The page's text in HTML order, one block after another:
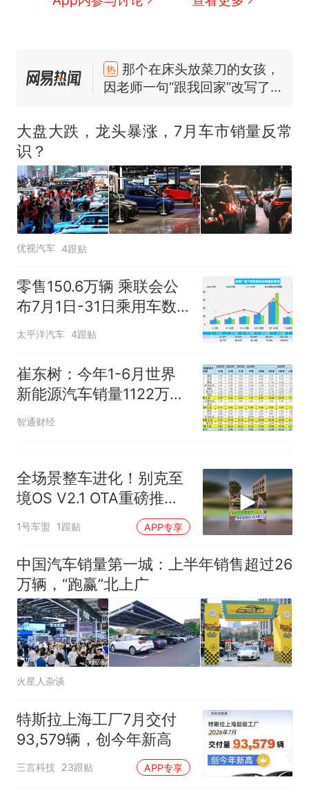
因老师一句“跟我回家”改写了
人生
新 搬家报价570元，搬到楼下
交5060元才肯搬上楼！女子傻
电力部门回应
试前13名均遭淘汰？教育局：
已叫停招聘，成立调查组全面
核查
十多万人报名的考试，成绩全
部作废，公平么？
“不建议大家买深色蛋糕”上热
因老师一句“跟我回家”改写了
人生
大盘大跌，龙头暴涨，7月车市销量反常
识？
优视汽车 4跟贴
零售150.6万辆 乘联会公
布7月1日-31日乘用车数
据
太平洋汽车 4跟贴
崔东树：今年1-6月世界
新能源汽车销量1122万台
中国占比达62%
智通财经
全场景整车进化！别克至
境OS V2.1 OTA重磅推
送！
1号车盟 1跟贴 APP专享
中国汽车销量第一城：上半年销售超过26
万辆，“跑赢”北上广
火星人杂谈
特斯拉上海工厂7月交付
93,579辆，创今年新高
三言科技 23跟贴 APP专享